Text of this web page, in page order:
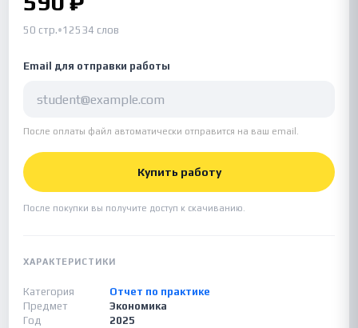
50 стр.•12534 слов
Email для отправки работы
После оплаты файл автоматически отправится на ваш email.
Купить работу
После покупки вы получите доступ к скачиванию.
ХАРАКТЕРИСТИКИ
Категория
Отчет по практике
Предмет
Экономика
Год
2025